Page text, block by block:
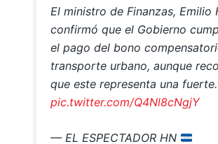
El ministro de Finanzas, Emilio
confirmó que el Gobierno
el pago del bono
transporte urbano, aunque
que este representa una
pic.twitter.com/Q4Nl8cNgjY
— EL ESPECTADOR HN